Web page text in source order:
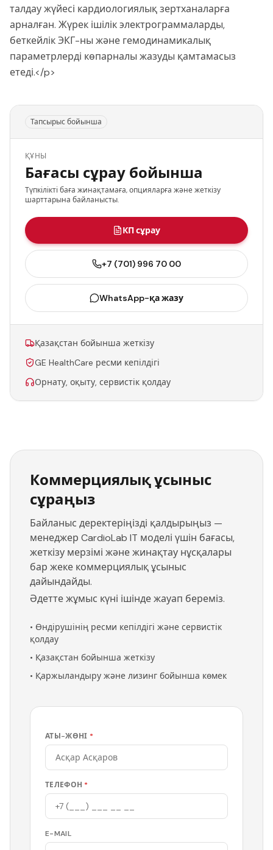
талдау жүйесі кардиологиялық зертханаларға
арналған. Жүрек ішілік электрограммаларды,
беткейлік ЭКГ-ны және гемодинамикалық
параметрлерді көпарналы жазуды қамтамасыз
етеді.</p>
Тапсырыс бойынша
ҚҰНЫ
Бағасы сұрау бойынша
Түпкілікті баға жинақтамаға, опцияларға және жеткізу
шарттарына байланысты.
КП сұрау
+7 (701) 996 70 00
WhatsApp-қа жазу
Қазақстан бойынша жеткізу
GE HealthCare ресми кепілдігі
Орнату, оқыту, сервистік қолдау
Коммерциялық ұсыныс
сұраңыз
Байланыс деректеріңізді қалдырыңыз —
менеджер CardioLab IT моделі үшін бағасы,
жеткізу мерзімі және жинақтау нұсқалары
бар жеке коммерциялық ұсыныс
дайындайды.
Әдетте жұмыс күні ішінде жауап береміз.
• Өндірушінің ресми кепілдігі және сервистік
қолдау
• Қазақстан бойынша жеткізу
• Қаржыландыру және лизинг бойынша көмек
АТЫ-ЖӨНІ *
ТЕЛЕФОН *
E-MAIL